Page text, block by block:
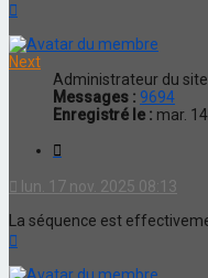
Next
Administrateur du site
Messages : 9694
Enregistré le : mar.
lun. 17 nov. 2025 08:13
La séquence est